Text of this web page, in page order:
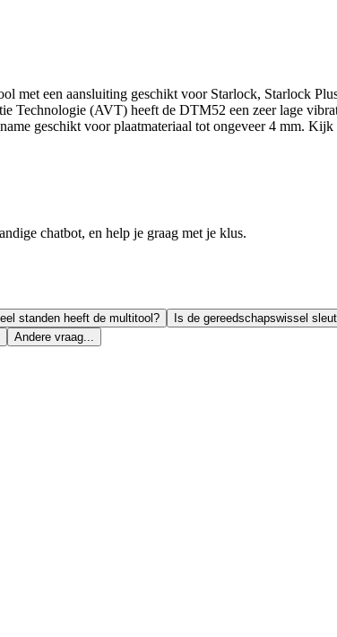
met een aansluiting geschikt voor Starlock, Starlock
Technologie (AVT) heeft de DTM52 een zeer lage
geschikt voor plaatmateriaal tot ongeveer 4 mm.
chatbot, en help je graag met je klus.
standen heeft de multitool? Is de gereedschapswissel
Andere vraag...